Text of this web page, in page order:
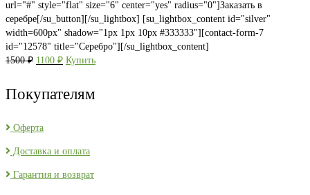
url="#" style="flat" size="6" center="yes" radius="0"]Заказать в
серебре[/su_button][/su_lightbox] [su_lightbox_content id="silver"
width=600px" shadow="1px 1px 10px #333333"][contact-form-7
id="12578" title="Серебро"][/su_lightbox_content]
1500₽ Первоначальная
1500 ₽.
1100 ₽Текущая
Купить
Покупателям
Оферта
Доставка и оплата
Гарантия и возврат